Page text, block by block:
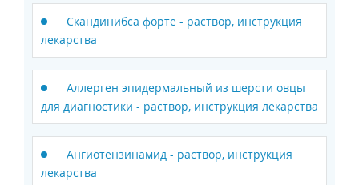
Скандинибса форте - раствор, инструкция
лекарства
Аллерген эпидермальный из шерсти овцы
для диагностики - раствор, инструкция лекарства
Ангиотензинамид - раствор, инструкция
лекарства